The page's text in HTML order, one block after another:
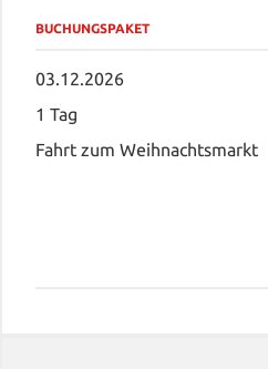
BUCHUNGSPAKET
03.12.2026
1 Tag
Fahrt zum Weihnachtsmarkt